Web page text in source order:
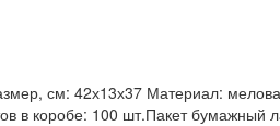
см: 42х13х37 Материал:
в коробе: 100 шт.Пакет бумажный